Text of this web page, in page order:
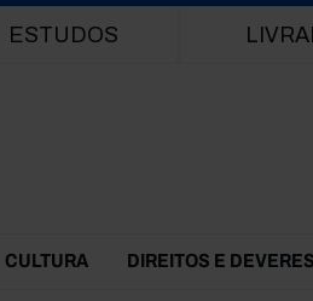
ESTUDOS
CULTURA DIREITOS E DEVERES